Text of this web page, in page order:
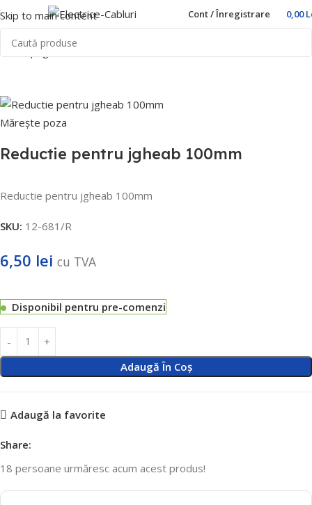
Skip to main content Cont / Înregistrare 0,00
Prima pagină
Mărește poza
Reductie pentru jgheab 100mm
Reductie pentru jgheab 100mm
SKU: 12-681/R
6,50 lei cu TVA
Disponibil pentru pre-comenzi
Adaugă În Coș
Adaugă la favorite
Share:
18 persoane urmăresc acum acest produs!